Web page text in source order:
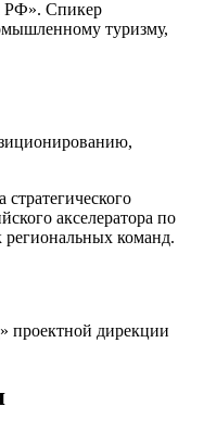
РФ». Спикер
туризму,
стратегического
акселератора по
команд.
проектной дирекции